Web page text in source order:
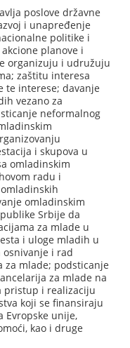
poslove državne
i unapređenje
politike i
planove i
organizuju i udružuju
zaštitu interesa
te interese; davanje
vezano za
neformalnog
i skupova u
omladinskim
radu i
omladinskim
Srbije da
za mlade u
i uloge mladih u
osnivanje i rad
za mlade; podsticanje
za mlade na
pristup i realizaciju
koji se finansiraju
Evropske unije,
kao i druge